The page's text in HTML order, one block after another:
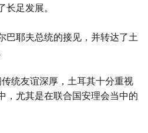
足发展。
巴耶夫总统的接见，并转达了土
统友谊深厚，土耳其十分重视
，尤其是在联合国安理会当中的